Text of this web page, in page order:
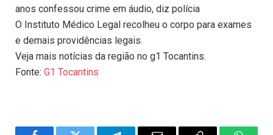
anos confessou crime em áudio, diz polícia
O Instituto Médico Legal recolheu o corpo para exames
e demais providências legais.
Veja mais notícias da região no g1 Tocantins.
Fonte: G1 Tocantins